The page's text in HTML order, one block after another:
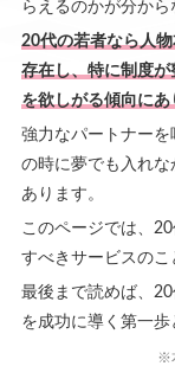
らえるのかが分から
20代の若者なら人
存在し、特に制度
を欲しがる傾向にあ
強力なパートナー
の時に夢でも入れ
あります。
このページでは、
すべきサービスのこ
最後まで読めば、
を成功に導く第一歩
※